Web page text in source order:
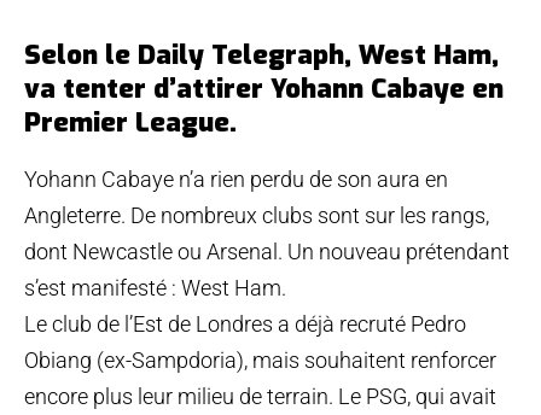
Selon le Daily Telegraph, West Ham,
va tenter d’attirer Yohann Cabaye en
Premier League.
Yohann Cabaye n’a rien perdu de son aura en
Angleterre. De nombreux clubs sont sur les rangs,
dont Newcastle ou Arsenal . Un nouveau prétendant
s’est manifesté : West Ham.
Le club de l’Est de Londres a déjà recruté Pedro
Obiang (ex-Sampdoria), mais souhaitent renforcer
encore plus leur milieu de terrain. Le PSG, qui avait